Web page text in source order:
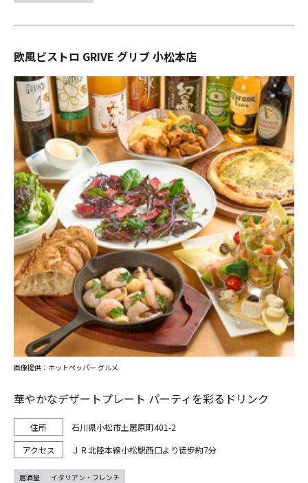
欧風ビストロ GRIVE グリブ 小松本店
華やかなデザートプレート パーティを彩るドリンク
石川県小松市土居原町401-2
ＪＲ北陸本線小松駅西口より徒歩約7分
画像提供：ホットペッパー グルメ
居酒屋 イタリアン・フレンチ